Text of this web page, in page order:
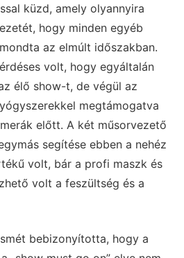
küzd, amely olyannyira
hogy minden egyéb
az elmúlt időszakban.
volt, hogy egyáltalán
élő show-t, de végül az
megtámogatva
előtt. A két műsorvezető
segítése ebben a nehéz
volt, bár a profi maszk és
volt a feszültség és a
bebizonyította, hogy a